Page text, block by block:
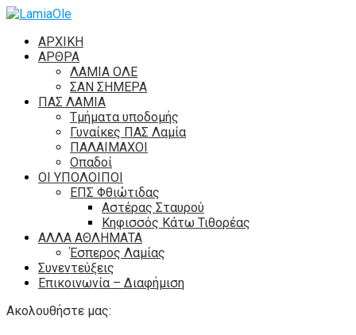
ΑΡΧΙΚΗ
ΑΡΘΡΑ
ΛΑΜΙΑ ΟΛΕ
ΣΑΝ ΣΗΜΕΡΑ
ΠΑΣ ΛΑΜΙΑ
Τμήματα υποδομής
Γυναίκες ΠΑΣ Λαμία
ΠΑΛΑΙΜΑΧΟΙ
Οπαδοί
ΟΙ ΥΠΟΛΟΙΠΟΙ
ΕΠΣ Φθιώτιδας
Αστέρας Σταυρού
Κηφισσός Κάτω Τιθορέας
ΑΛΛΑ ΑΘΛΗΜΑΤΑ
Έσπερος Λαμίας
Συνεντεύξεις
Επικοινωνία – Διαφήμιση
Ακολουθήστε μας: